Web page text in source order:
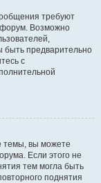
требуют
форум. Возможно
быть предварительно
с
темы, вы можете
Если этого не
тем могла быть
поднятия